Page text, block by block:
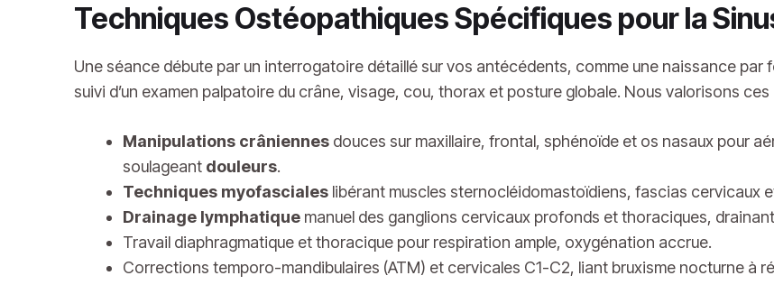
Techniques Ostéopathiques Spécifiques pour la
Une séance débute par un interrogatoire détaillé sur vos antécédents, comme une naissance par
suivi d’un examen palpatoire du crâne, visage, cou, thorax et posture globale. Nous valorisons
Manipulations crâniennes douces sur maxillaire, frontal, sphénoïde et os nasaux pour
soulageant douleurs.
Techniques myofasciales libérant muscles sternocléidomastoïdiens, fascias cervicaux
Drainage lymphatique manuel des ganglions cervicaux profonds et thoraciques,
Travail diaphragmatique et thoracique pour respiration ample, oxygénation accrue.
Corrections temporo-mandibulaires (ATM) et cervicales C1-C2, liant bruxisme nocturne à